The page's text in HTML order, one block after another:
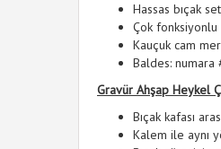
Hassas bıçak
Çok fonksiyonlu
Kauçuk cam
Baldes:
Gravür Ahşap Heykel
Bıçak kafası
Kalem ile aynı